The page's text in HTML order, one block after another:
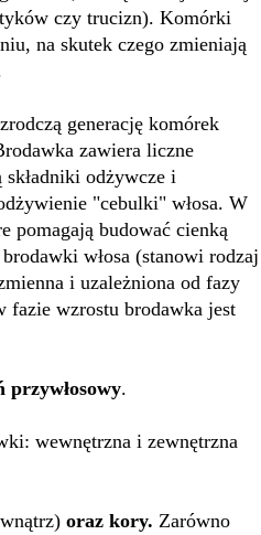
czy trucizn). Komórki
na skutek czego zmieniają
generację komórek
zawiera liczne
odżywcze i
"cebulki" włosa. W
pomagają budować cienką
włosa (stanowi rodzaj
i uzależniona od fazy
fazie wzrostu brodawka jest
przywłosowy.
wewnętrzna i zewnętrzna
oraz kory. Zarówno